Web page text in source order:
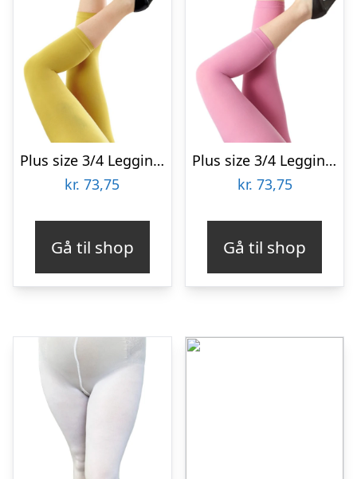
Plus size 3/4 Leggings i Gul – Amelie Yellow Festival96120
kr. 73,75
Gå til shop
Plus size 3/4 Leggings i Lyserød – Amelie Crocus Festival96120
kr. 73,75
Gå til shop